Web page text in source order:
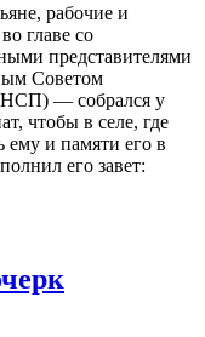
рабочие и
главе со
представителями
Советом
— собрался у
чтобы в селе, где
ему и памяти его в
его завет: